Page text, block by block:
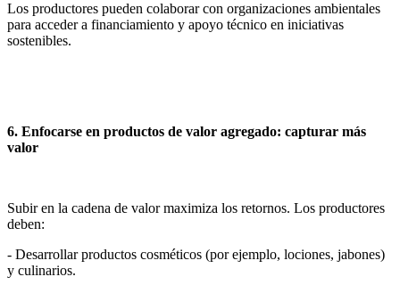
Los productores pueden colaborar con organizaciones ambientales
para acceder a financiamiento y apoyo técnico en iniciativas
sostenibles.
6. Enfocarse en productos de valor agregado: capturar más
valor
Subir en la cadena de valor maximiza los retornos. Los productores
deben:
- Desarrollar productos cosméticos (por ejemplo, lociones, jabones)
y culinarios.